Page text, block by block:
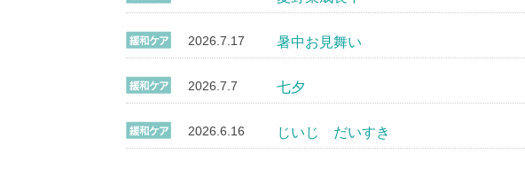
2026.7.17 暑中お見舞い
2026.7.7 七夕
2026.6.16 じいじ だいすき